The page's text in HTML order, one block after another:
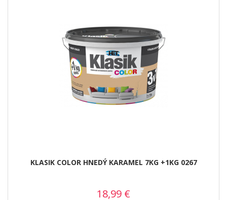
KLASIK COLOR HNEDÝ KARAMEL 7KG +1KG 0267
18,99 €